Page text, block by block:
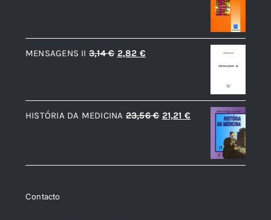
era:
preço
é:
17,00 €.
MENSAGENS II 3,14€ O
era:
3,14 €.
2,82 €O
é:
2,82 €.
HISTÓRIA DA MEDICINA 23,56€ O
era:
21,21 €
é:
Contacto